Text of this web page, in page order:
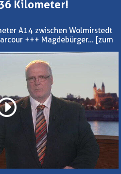
Kilometer!
A14 zwischen Wolmirstedt
+++ Magdebürger... [zum